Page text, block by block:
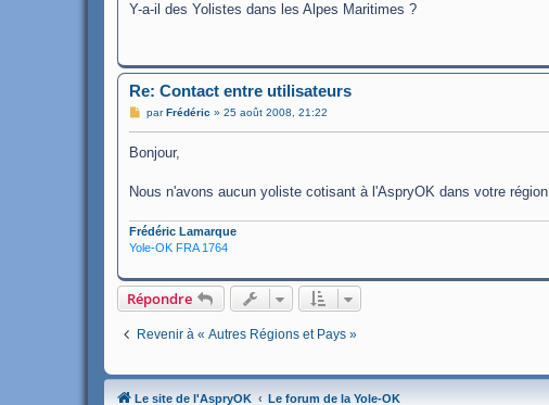
s
Y-a-il des Yolistes dans les Alpes Maritimes ?
Re: Contact entre utilisateurs
M
s
e
parFrédéric » 25 août 2008, 21:22
Bonjour,
Nous n'avons aucun yoliste cotisant à l'AspryOK dans votre région.
Frédéric Lamarque
Yole-OK FRA 1764
Répondre
Revenir à « Autres Régions et Pays »
Le site de l'AspryOK Le forum de la Yole-OK